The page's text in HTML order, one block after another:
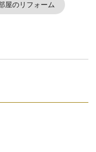
屋のリフォーム